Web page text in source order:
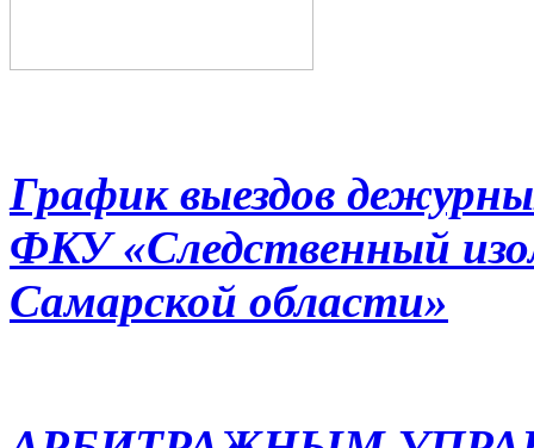
График выездов
ФКУ «Следственный
Самарской области»